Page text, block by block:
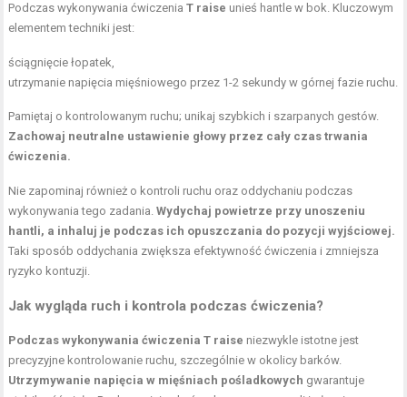
Podczas wykonywania ćwiczeniaT raise unieś hantle w bok. Kluczowym
elementem techniki jest:
ściągnięcie łopatek,
utrzymanie napięcia mięśniowego przez 1-2 sekundy w górnej fazie ruchu.
Pamiętaj o kontrolowanym ruchu; unikaj szybkich i szarpanych gestów.
Zachowaj neutralne ustawienie głowy przez cały czas trwania
ćwiczenia.
Nie zapominaj również o kontroli ruchu oraz oddychaniu podczas
wykonywania tego zadania.Wydychaj powietrze przy unoszeniu
hantli, a inhaluj je podczas ich opuszczania do pozycji wyjściowej.
Taki sposób oddychania zwiększa efektywność ćwiczenia i zmniejsza
ryzyko kontuzji.
Jak wygląda ruch i kontrola podczas ćwiczenia?
Podczas wykonywania ćwiczenia T raise niezwykle istotne jest
precyzyjne kontrolowanie ruchu, szczególnie w okolicy barków.
Utrzymywanie napięcia w mięśniach pośladkowych gwarantuje